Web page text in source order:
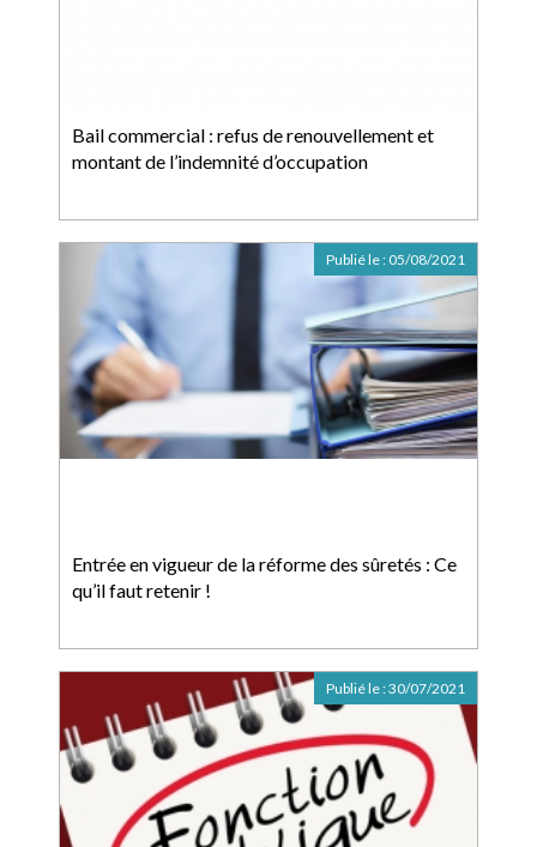
Bail commercial : refus de renouvellement et
montant de l’indemnité d’occupation
Entrée en vigueur de la réforme des sûretés : Ce
qu’il faut retenir !
Publié le : 05/08/2021
Publié le :30/07/2021